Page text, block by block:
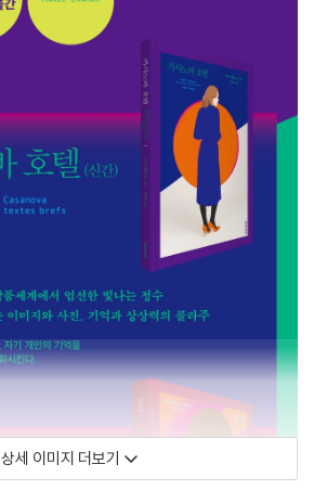
상세 이미지 더보기